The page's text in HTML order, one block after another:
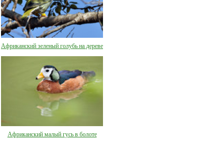
Африканский зеленый голубь на дереве
Африканский малый гусь в болоте